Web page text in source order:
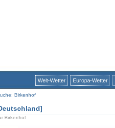
Welt-Wetter Europa-Wetter
Birkenhof
Birkenhof